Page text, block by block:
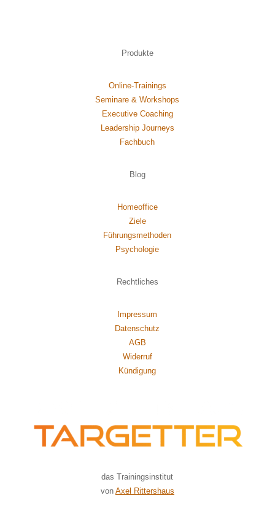
Produkte
Online-Trainings
Seminare & Workshops
Executive Coaching
Leadership Journeys
Fachbuch
Blog
Homeoffice
Ziele
Führungsmethoden
Psychologie
Rechtliches
Impressum
Datenschutz
AGB
Widerruf
Kündigung
das Trainingsinstitut
von Axel Rittershaus